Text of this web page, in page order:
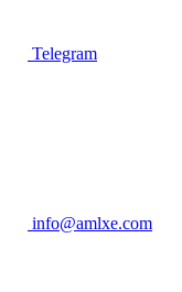
Telegram
info@amlxe.com